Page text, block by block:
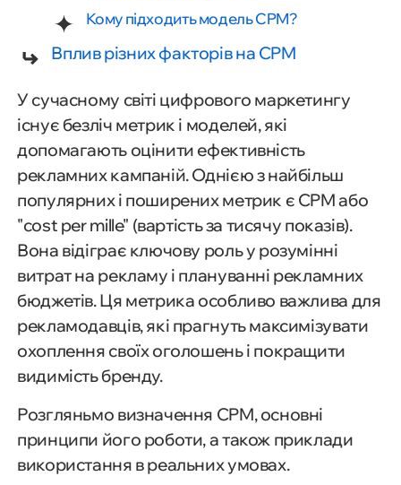
Кому підходить модель CPM?
Вплив різних факторів на CPM
У сучасному світі цифрового маркетингу
існує безліч метрик і моделей, які
допомагають оцінити ефективність
рекламних кампаній. Однією з найбільш
популярних і поширених метрик є CPM або
"cost per mille" (вартість за тисячу показів).
Вона відіграє ключову роль у розумінні
витрат на рекламу і плануванні рекламних
бюджетів. Ця метрика особливо важлива для
рекламодавців, які прагнуть максимізувати
охоплення своїх оголошень і покращити
видимість бренду.
Розгляньмо визначення CPM, основні
принципи його роботи, а також приклади
використання в реальних умовах.